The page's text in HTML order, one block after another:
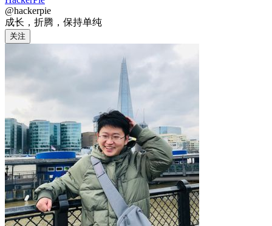
@hackerpie
成长，折腾，保持单纯
关注